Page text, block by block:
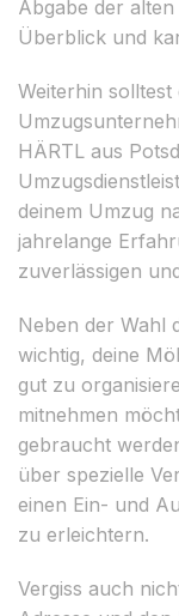
Abgabe der
Überblick und
Weiterhin
HÄRTL aus
deinem Umzug
jahrelange
zuverlässigen
Neben der Wahl
wichtig, deine
gut zu
mitnehmen
gebraucht
über spezielle
einen Ein- und
zu erleichtern.
Vergiss auch